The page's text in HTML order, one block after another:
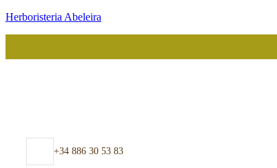
Herboristeria Abeleira
+34 886 30 53 83